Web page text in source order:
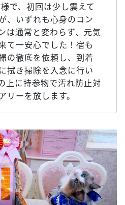
で、初回は少し震えて
、いずれも心身のコン
は通常と変わらず、元気
て一安心でした！宿も
の徹底を依頼し、到着
拭き掃除を入念に行い
上に持参物で汚れ防止対
リーを放します。